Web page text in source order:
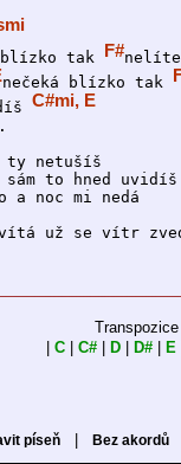
blízko tak F#
nečeká blízko tak
C#mi, E
ty netušíš
to hned uvidíš
a noc mi nedá
už se vítr
C| C#| D| D#| E
píseň Bez akordů